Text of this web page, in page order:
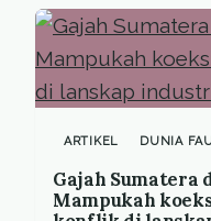
ARTIKEL DUNIA
Gajah Sumatera
Mampukah